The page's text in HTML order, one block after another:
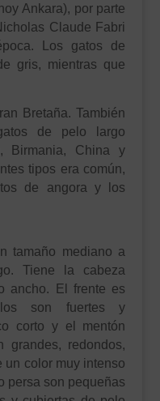
Ankara), por parte
Claude Fabri
Los gatos de
gris, mientras que
Bretaña. También
de pelo largo
Birmania, China y
tipos era común,
de angora y los
tamaño mediano a
Tiene la cabeza
ancho. El frente es
son fuertes y
corto y el mentón
redondos,
un color muy intenso
persa son pequeñas